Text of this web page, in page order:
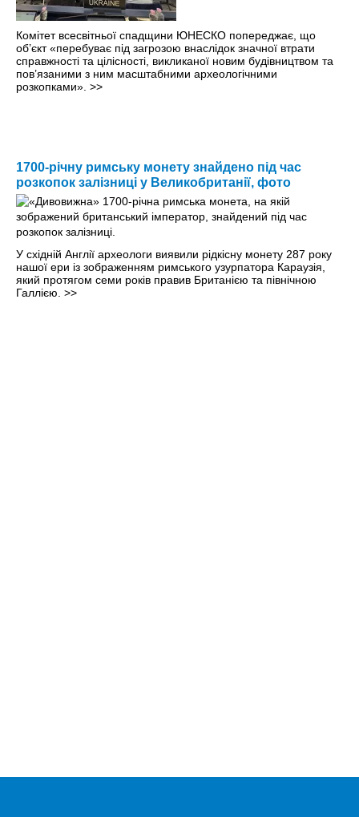
Комітет всесвітньої спадщини ЮНЕСКО попереджає, що
об’єкт «перебуває під загрозою внаслідок значної втрати
справжності та цілісності, викликаної новим будівництвом та
пов’язаними з ним масштабними археологічними
розкопками». >>
1700-річну римську монету знайдено під час
розкопок залізниці у Великобританії, фото
У східній Англії археологи виявили рідкісну монету 287 року
нашої ери із зображенням римського узурпатора Караузія,
який протягом семи років правив Британією та північною
Галлією. >>